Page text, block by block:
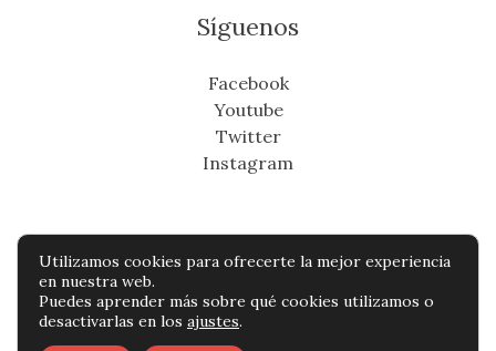
Síguenos
Facebook
Youtube
Twitter
Instagram
Copyright © Todos os direitos reservados -
cronicafinanciera.com
Política de privacidad
Utilizamos cookies para ofrecerte la mejor experiencia
en nuestra web.
Puedes aprender más sobre qué cookies utilizamos o
desactivarlas en los ajustes.